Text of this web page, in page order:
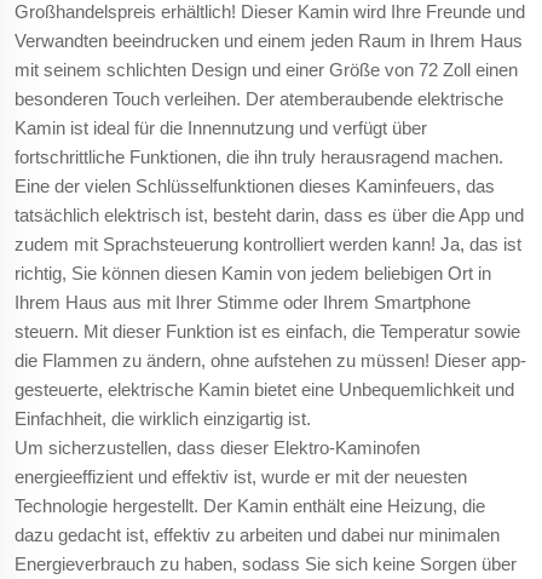
Großhandelspreis erhältlich! Dieser Kamin wird Ihre Freunde und
Verwandten beeindrucken und einem jeden Raum in Ihrem Haus
mit seinem schlichten Design und einer Größe von 72 Zoll einen
besonderen Touch verleihen. Der atemberaubende elektrische
Kamin ist ideal für die Innennutzung und verfügt über
fortschrittliche Funktionen, die ihn truly herausragend machen.
Eine der vielen Schlüsselfunktionen dieses Kaminfeuers, das
tatsächlich elektrisch ist, besteht darin, dass es über die App und
zudem mit Sprachsteuerung kontrolliert werden kann! Ja, das ist
richtig, Sie können diesen Kamin von jedem beliebigen Ort in
Ihrem Haus aus mit Ihrer Stimme oder Ihrem Smartphone
steuern. Mit dieser Funktion ist es einfach, die Temperatur sowie
die Flammen zu ändern, ohne aufstehen zu müssen! Dieser app-
gesteuerte, elektrische Kamin bietet eine Unbequemlichkeit und
Einfachheit, die wirklich einzigartig ist.
Um sicherzustellen, dass dieser Elektro-Kaminofen
energieeffizient und effektiv ist, wurde er mit der neuesten
Technologie hergestellt. Der Kamin enthält eine Heizung, die
dazu gedacht ist, effektiv zu arbeiten und dabei nur minimalen
Energieverbrauch zu haben, sodass Sie sich keine Sorgen über